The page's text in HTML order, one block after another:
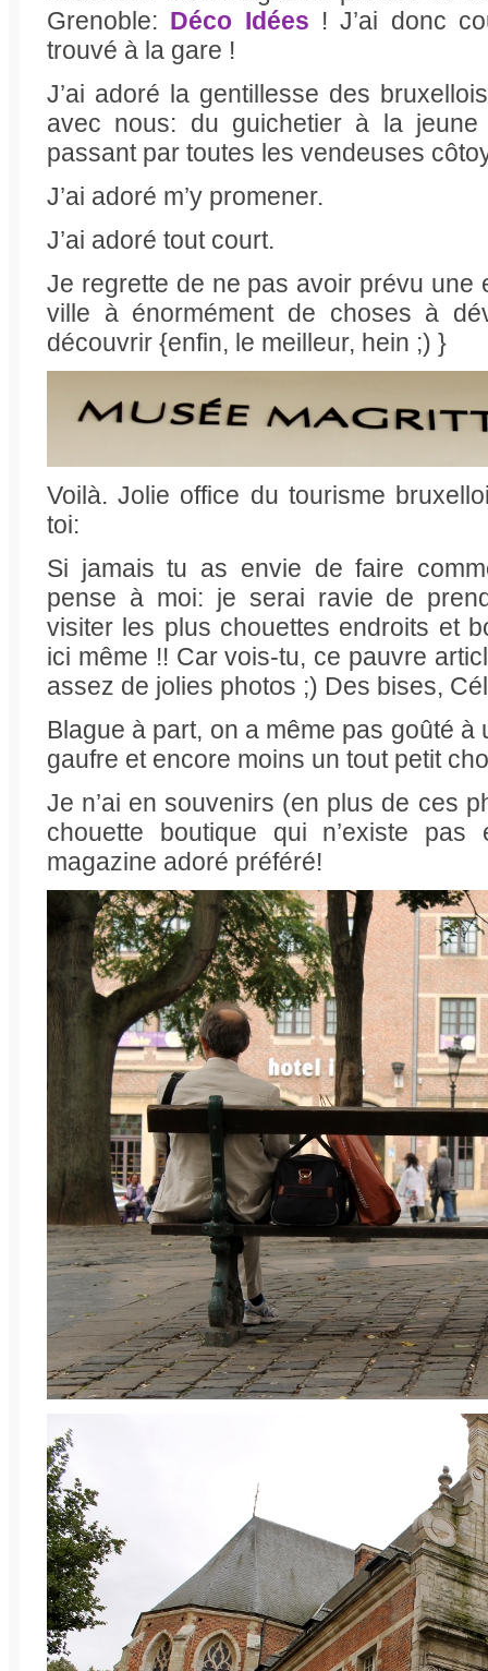
Grenoble: Déco Idées ! J’ai donc
trouvé à la gare !
J’ai adoré la gentillesse des
avec nous: du guichetier à la jeune
passant par toutes les vendeuses
J’ai adoré m’y promener.
J’ai adoré tout court.
Je regrette de ne pas avoir prévu une
ville à énormément de choses à
découvrir {enfin, le meilleur, hein ;) }
Voilà. Jolie office du tourisme
toi:
Si jamais tu as envie de faire
pense à moi: je serai ravie de
visiter les plus chouettes endroits et
ici même !! Car vois-tu, ce pauvre
assez de jolies photos ;) Des bises,
Blague à part, on a même pas goûté à
gaufre et encore moins un tout petit
Je n’ai en souvenirs (en plus de ces
chouette boutique qui n’existe
magazine adoré préféré!